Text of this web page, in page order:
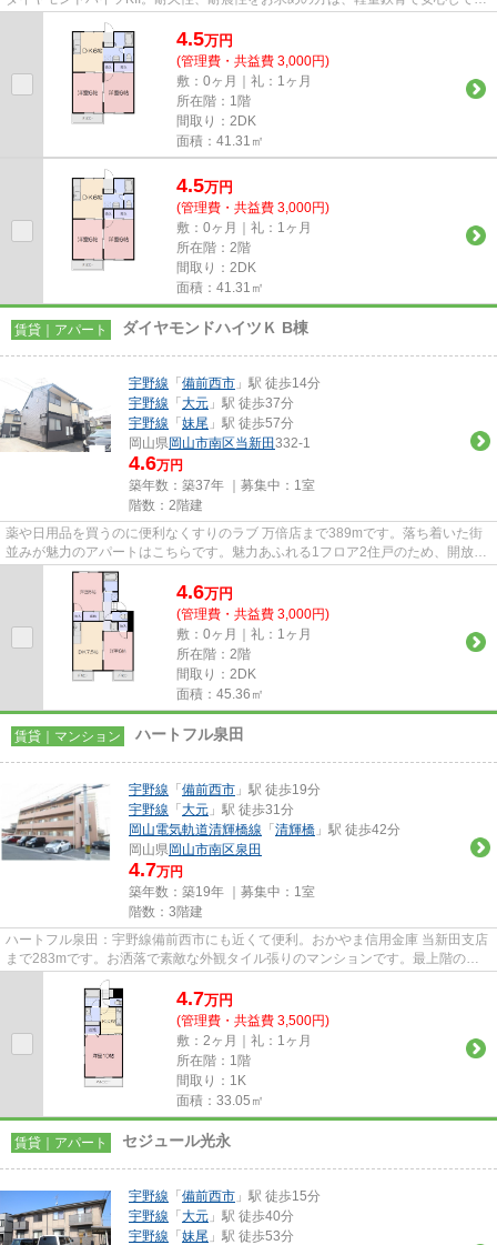
4.5万円
(管理費・共益費 3,000円)
敷：0ヶ月｜礼：1ヶ月
所在階：1階
間取り：2DK
面積：41.31㎡
4.5万円
(管理費・共益費 3,000円)
敷：0ヶ月｜礼：1ヶ月
所在階：2階
間取り：2DK
面積：41.31㎡
賃貸｜アパート ダイヤモンドハイツＫ B棟
宇野線 「 備前西市 」駅 徒歩14分
宇野線 「 大元 」駅 徒歩37分
宇野線 「 妹尾 」駅 徒歩57分
岡山県岡山市南区当新田332-1
4.6万円
築年数：築37年 ｜募集中： 1室
階数：2階建
薬や日用品を買うのに便利なくすりのラブ 万倍店まで389mです。落ち着いた街
並みが魅力のアパートはこちらです。魅力あふれる1フロア2住戸のため、開放感
が嬉しいアパートです。最上階...
4.6万円
(管理費・共益費 3,000円)
敷：0ヶ月｜礼：1ヶ月
所在階：2階
間取り：2DK
面積：45.36㎡
賃貸｜マンション ハートフル泉田
宇野線 「 備前西市 」駅 徒歩19分
宇野線 「 大元 」駅 徒歩31分
岡山電気軌道清輝橋線 「 清輝橋 」駅 徒歩42分
岡山県岡山市南区泉田
4.7万円
築年数：築19年 ｜募集中： 1室
階数：3階建
ハートフル泉田：宇野線備前西市にも近くて便利。おかやま信用金庫 当新田支店
まで283mです。お洒落で素敵な外観タイル張りのマンションです。最上階の物
件です。できるだけ早めに不動...
4.7万円
(管理費・共益費 3,500円)
敷：2ヶ月｜礼：1ヶ月
所在階：1階
間取り：1K
面積：33.05㎡
賃貸｜アパート セジュール光永
宇野線 「 備前西市 」駅 徒歩15分
宇野線 「 大元 」駅 徒歩40分
宇野線 「 妹尾 」駅 徒歩53分